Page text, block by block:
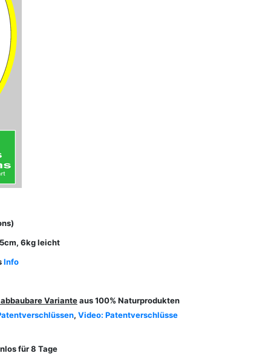
6kg leicht
Info
Varianteaus 100% Naturprodukten
, Video: Patentverschlüsse
für 8 Tage